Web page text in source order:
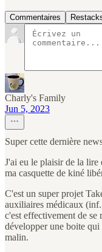
Commentaires
Charly's Family
Jun 5, 2023
Super cette dernière
J'ai eu le plaisir de la
ma casquette de kiné
C'est un super projet
auxiliaires médicaux
c'est effectivement de
développer une boite
malin.